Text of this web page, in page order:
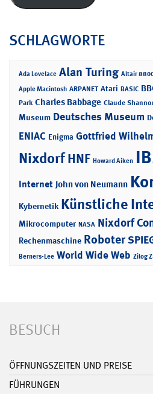
SCHLAGWORTE
Ada Lovelace Alan Turing Altair
Apple Macintosh ARPANET Atari BASIC
Park Charles Babbage Claude
Museum Deutsches Museum
ENIAC Enigma Gottfried
NixdorfHNF Howard Aiken
Internet John von Neumann
Kybernetik Künstliche
Mikrocomputer NASA Nixdorf
Rechenmaschine Roboter
Berners-Lee World Wide Web Zilog
BESUCH
ÖFFNUNGSZEITEN UND PREISE
FÜHRUNGEN